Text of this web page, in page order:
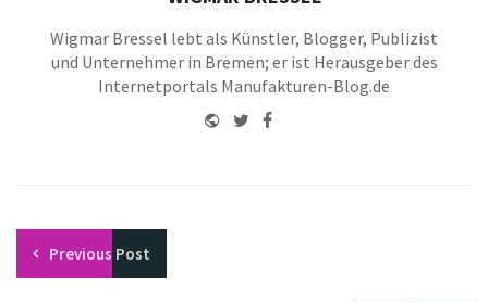
Wigmar Bressel lebt als Künstler, Blogger, Publizist
und Unternehmer in Bremen; er ist Herausgeber des
Internetportals Manufakturen-Blog.de
WebsiteTwitterFacebook
Previous Post